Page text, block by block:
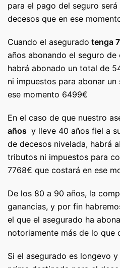
para el pago del seguro
decesos que en ese
Cuando el asegurado tenga
años abonando el seguro
habrá abonado un total de
ni impuestos para abonar
ese momento 6499€
En el caso de que nuestro
años y lleve 40 años fiel a
de decesos nivelada, habrá
tributos ni impuestos para
7768€ que costará en ese
De los 80 a 90 años, la
ganancias, y por fin
el que el asegurado ha
notoriamente más de lo que
Si el asegurado es longevo